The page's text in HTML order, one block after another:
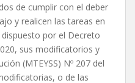
de cumplir con el deber
y realicen las tareas en
por el Decreto
sus modificatorios y
(MTEYSS) Nº 207 del
o de las